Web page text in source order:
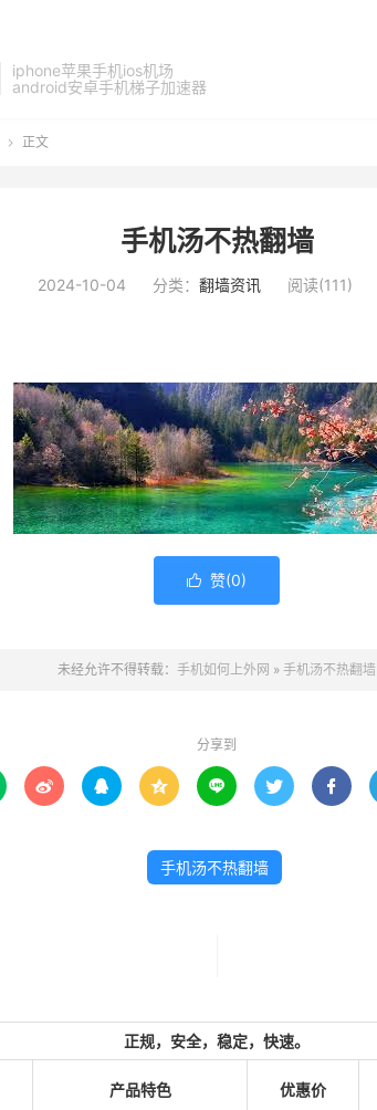
iphone苹果手机ios机场
android安卓手机梯子加速器
 正文
手机汤不热翻墙
2024-10-04 分类： 翻墙资讯 阅读(111)
 赞(0)
未经允许不得转载： 手机如何上外网 » 手机汤不热翻墙
分享到
     
手机汤不热翻墙
正规，安全，稳定，快速。
产品特色 优惠价